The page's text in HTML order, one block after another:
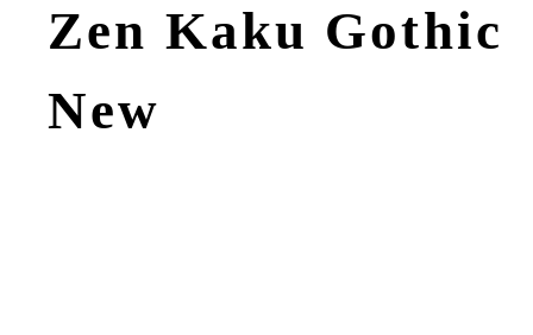
Zen Kaku Gothic
New